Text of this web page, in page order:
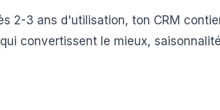
2-3 ans d'utilisation, ton CRM
convertissent le mieux,